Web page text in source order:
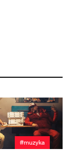
#muzyka